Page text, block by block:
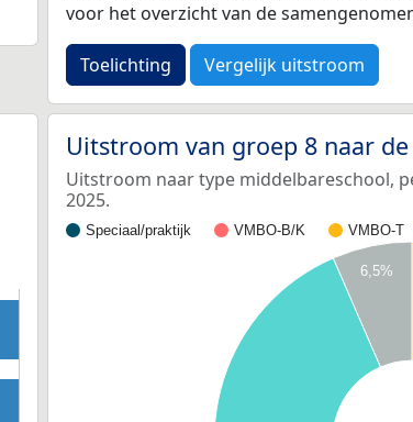
voor het overzicht van de
Toelichting Vergelijk uitstroom
Uitstroom van groep 8 naar
Uitstroom naar type middelbareschool,
2025.
Speciaal/praktijk VMBO-B/K VMBO-T
6,5%